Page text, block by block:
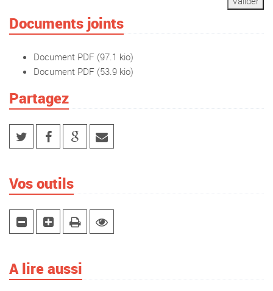
Documents joints
Document PDF (97.1 kio)
Document PDF (53.9 kio)
Partagez
Vos outils
A lire aussi